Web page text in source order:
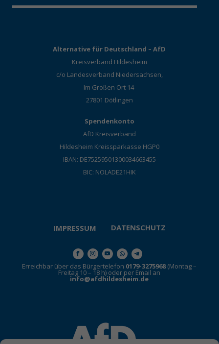
Alternative für Deutschland – AfD
Kreisverband Hildesheim
c/o Landesverband Niedersachsen,
Im Großen Ort 14
27801 Dötlingen
Spendenkonto
AfD Kreisverband
Hildesheim Kreissparkasse HGP0
IBAN: DE75259501300034663455
BIC: NOLADE21HIK
IMPRESSUM DATENSCHUTZ
Erreichbar über das Bürgertelefon 0179-3275968(Montag –
Freitag 10 – 18 h) oder per Email an
info@afdhildesheim.de